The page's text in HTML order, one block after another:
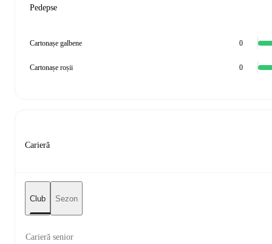
Pedepse
Cartonașe galbene 0
Cartonașe roșii 0
Carieră
Club Sezon
Carieră senior